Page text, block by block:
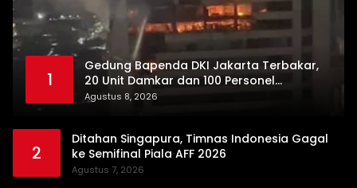
1
Gedung Bapenda DKI Jakarta Terbakar,
20 Unit Damkar dan 100 Personel
Dikerahkan
Agustus 8, 2026
2
Ditahan Singapura, Timnas Indonesia Gagal
ke Semifinal Piala AFF 2026
Agustus 7, 2026